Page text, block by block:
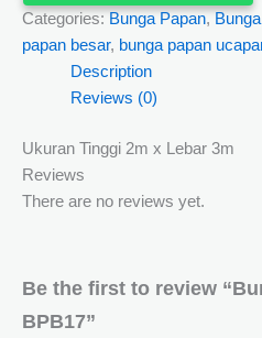
Categories: Bunga Papan,
papan besar, bunga papan
Description
Reviews (0)
Ukuran Tinggi 2m x Lebar 3m
Reviews
There are no reviews yet.
Be the first to review
BPB17”